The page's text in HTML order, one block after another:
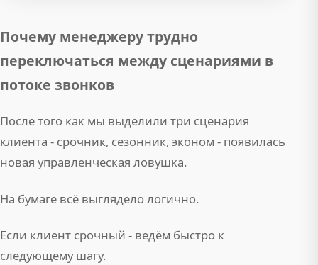
Почему менеджеру трудно
переключаться между сценариями в
потоке звонков
После того как мы выделили три сценария
клиента - срочник, сезонник, эконом - появилась
новая управленческая ловушка.
На бумаге всё выглядело логично.
Если клиент срочный - ведём быстро к
следующему шагу.